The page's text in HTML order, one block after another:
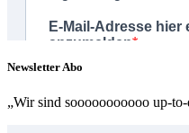
Newsletter Abo
„Wir sind sooooooooooo up-